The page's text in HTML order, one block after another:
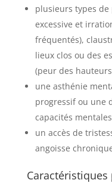
plusieurs types
excessive et
fréquentés),
lieux clos ou des
(peur des
une asthénie
progressif ou une
capacités
un accès de
angoisse
Caractéristiques